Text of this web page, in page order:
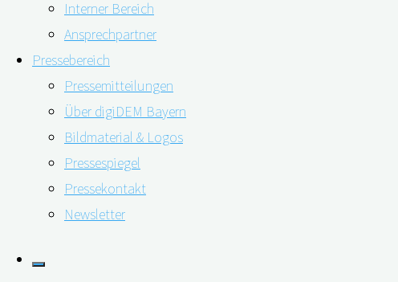
Interner Bereich
Ansprechpartner
Pressebereich
Pressemitteilungen
Über digiDEM Bayern
Bildmaterial & Logos
Pressespiegel
Pressekontakt
Newsletter
weiterlesen"Was
kostet
Demenz?"
Unterstützung ohne Medikamente
26.01.2023 09.02.2023